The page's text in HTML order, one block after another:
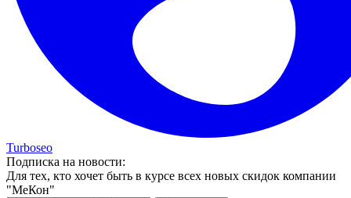
Turboseo
Подписка на новости:
Для тех, кто хочет быть в курсе всех новых скидок компании
"МеКон"